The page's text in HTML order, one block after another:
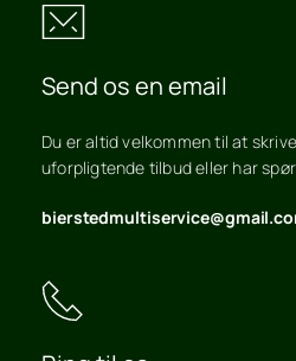
Send os en email
Du er altid velkommen til at
uforpligtende tilbud eller har